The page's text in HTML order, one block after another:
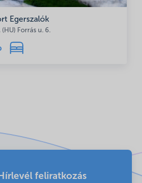
Egerszalók
Forrás u. 6.
Hírlevél feliratkozás